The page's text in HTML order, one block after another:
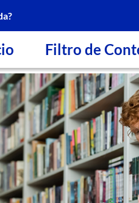
Filtro de